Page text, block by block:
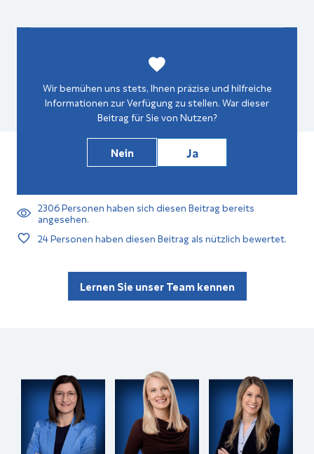
Wir bemühen uns stets, Ihnen präzise und hilfreiche
Informationen zur Verfügung zu stellen. War dieser
Beitrag für Sie von Nutzen?
Nein Ja
2306Personen haben sich diesen Beitrag bereits
angesehen.
24Personen haben diesen Beitrag als nützlich bewertet.
Lernen Sie unser Team kennen